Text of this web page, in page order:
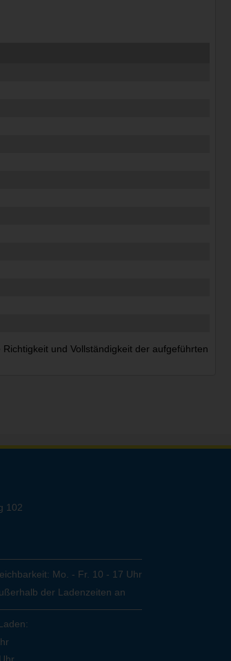
und Vollständigkeit der aufgeführten
102
Mo. - Fr. 10 - 17 Uhr
der Ladenzeiten an